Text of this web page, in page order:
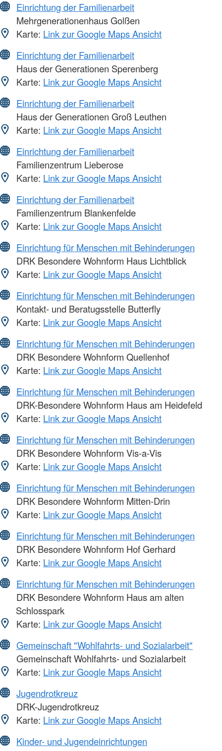
Einrichtung der Familienarbeit
Mehrgenerationenhaus Golßen
Karte: Link zur Google Maps Ansicht
Einrichtung der Familienarbeit
Haus der Generationen Sperenberg
Karte: Link zur Google Maps Ansicht
Einrichtung der Familienarbeit
Haus der Generationen Groß Leuthen
Karte: Link zur Google Maps Ansicht
Einrichtung der Familienarbeit
Familienzentrum Lieberose
Karte: Link zur Google Maps Ansicht
Einrichtung der Familienarbeit
Familienzentrum Blankenfelde
Karte: Link zur Google Maps Ansicht
Einrichtung für Menschen mit Behinderungen
DRK Besondere Wohnform Haus Lichtblick
Karte: Link zur Google Maps Ansicht
Einrichtung für Menschen mit Behinderungen
Kontakt- und Beratugsstelle Butterfly
Karte: Link zur Google Maps Ansicht
Einrichtung für Menschen mit Behinderungen
DRK Besondere Wohnform Quellenhof
Karte: Link zur Google Maps Ansicht
Einrichtung für Menschen mit Behinderungen
DRK-Besondere Wohnform Haus am Heidefeld
Karte: Link zur Google Maps Ansicht
Einrichtung für Menschen mit Behinderungen
DRK Besondere Wohnform Vis-a-Vis
Karte: Link zur Google Maps Ansicht
Einrichtung für Menschen mit Behinderungen
DRK Besondere Wohnform Mitten-Drin
Karte: Link zur Google Maps Ansicht
Einrichtung für Menschen mit Behinderungen
DRK Besondere Wohnform Hof Gerhard
Karte: Link zur Google Maps Ansicht
Einrichtung für Menschen mit Behinderungen
DRK Besondere Wohnform Haus am alten
Schlosspark
Karte: Link zur Google Maps Ansicht
Gemeinschaft "Wohlfahrts- und Sozialarbeit"
Gemeinschaft Wohlfahrts- und Sozialarbeit
Karte: Link zur Google Maps Ansicht
Jugendrotkreuz
DRK-Jugendrotkreuz
Karte: Link zur Google Maps Ansicht
Kinder- und Jugendeinrichtungen